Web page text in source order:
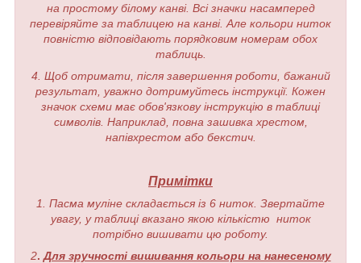
на простому білому канві. Всі значки насамперед
перевіряйте за таблицею на канві. Але кольори ниток
повністю відповідають порядковим номерам обох
таблиць.
4. Щоб отримати, після завершення роботи, бажаний
результат, уважно дотримуйтесь інструкції. Кожен
значок схеми має обов'язкову інструкцію в таблиці
символів. Наприклад, повна зашивка хрестом,
напівхрестом або бекстич.
Примітки
1. Пасма муліне складається із 6 ниток. Звертайте
увагу, у таблиці вказано якою кількістю ниток
потрібно вишивати цю роботу.
2. Для зручності вишивання кольори на нанесеному